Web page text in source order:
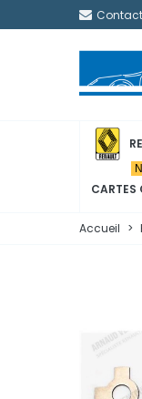
CARTES
Accueil >